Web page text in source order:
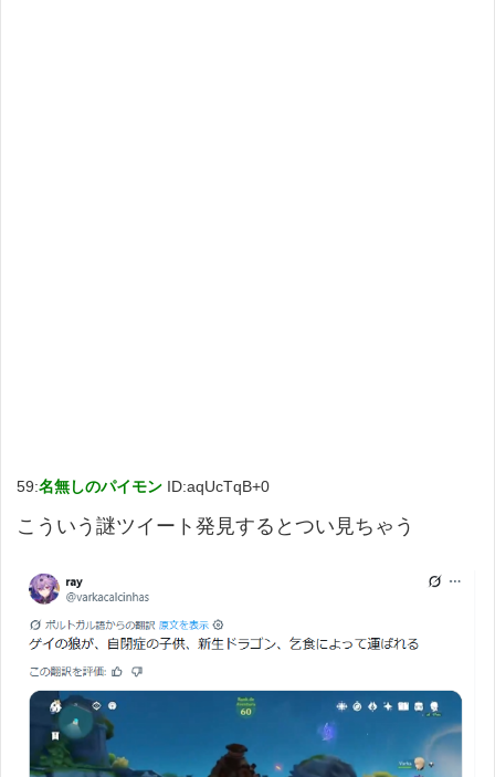
59:名無しのパイモン ID:aqUcTqB+0
こういう謎ツイート発見するとつい見ちゃう